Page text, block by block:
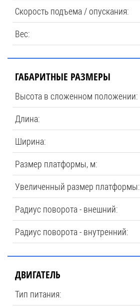
Скорость подъема / опускания:
Вес:
ГАБАРИТНЫЕ РАЗМЕРЫ
Высота в сложенном положении:
Длина:
Ширина:
Размер платформы, м:
Увеличенный размер платформы:
Радиус поворота - внешний:
Радиус поворота - внутренний:
ДВИГАТЕЛЬ
Тип питания: